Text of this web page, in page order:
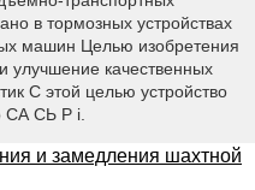
в тормозных устройствах
машин Целью изобретения
улучшение качественных
С этой целью устройство
СА СЬ Р i.
и замедления шахтной